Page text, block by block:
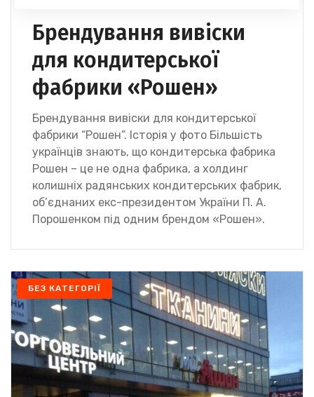
Брендування вивіски
для кондитерської
фабрики «Рошен»
Брендування вивіски для кондитерської
фабрики “Рошен”. Історія у фото Більшість
українців знають, що кондитерська фабрика
Рошен – це не одна фабрика, а холдинг
колишніх радянських кондитерських фабрик,
об’єднаних екс-президентом України П. А.
Порошенком під одним брендом «Рошен».
БЕЗ КАТЕГОРІЇ